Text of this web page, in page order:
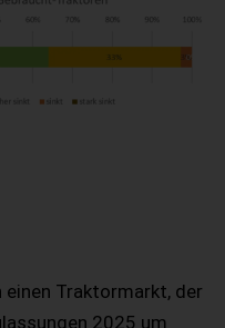
Traktormarkt, der
2025 um